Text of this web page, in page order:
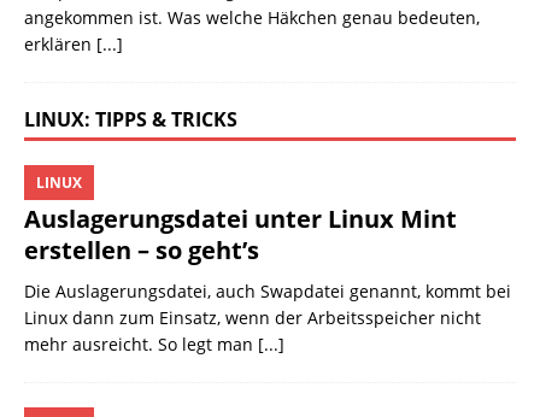
angekommen ist. Was welche Häkchen genau bedeuten,
erklären [...]
LINUX: TIPPS & TRICKS
Auslagerungsdatei unter Linux Mint
erstellen – so geht’s
LINUX
Die Auslagerungsdatei, auch Swapdatei genannt, kommt bei
Linux dann zum Einsatz, wenn der Arbeitsspeicher nicht
mehr ausreicht. So legt man [...]